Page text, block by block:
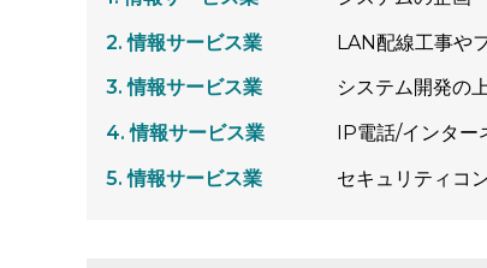
情報サービス業
LAN配線工事や
情報サービス業
システム開発の
情報サービス業
IP電話/インタ
情報サービス業
セキュリティコ